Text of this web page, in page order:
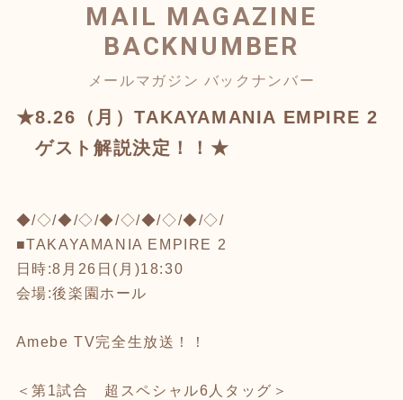
MAIL MAGAZINE
BACKNUMBER
メールマガジン バックナンバー
★8.26（月）TAKAYAMANIA EMPIRE 2
ゲスト解説決定！！★
◆/◇/◆/◇/◆/◇/◆/◇/◆/◇/
■TAKAYAMANIA EMPIRE 2
日時:8月26日(月)18:30
会場:後楽園ホール
Amebe TV完全生放送！！
＜第1試合 超スペシャル6人タッグ＞